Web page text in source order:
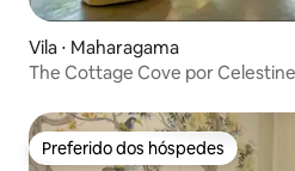
Vila ⋅ Maharagama
The Cottage Cove por
Preferido dos hóspedes
Preferido dos hóspedes